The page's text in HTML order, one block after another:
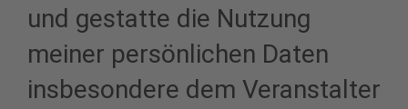
und gestatte die Nutzung
meiner persönlichen Daten
insbesondere dem Veranstalter